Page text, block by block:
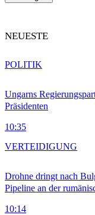
NEUESTE
Ungarns
Präsidenten
10:35
POLITIK
Drohne dringt nach
Pipeline an der
10:14
VERTEIDIGUNG